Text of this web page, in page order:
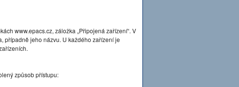
www.epacs.cz, záložka „Připojená zařízení“. V
případně jeho názvu. U každého zařízení je
způsob přístupu: